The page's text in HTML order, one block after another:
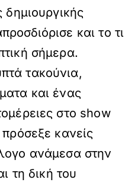
και το τι
σήμερα.
ανάμεσα στην
τη δική του